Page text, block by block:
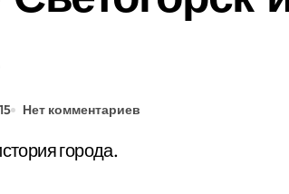
Нет комментариев
города.